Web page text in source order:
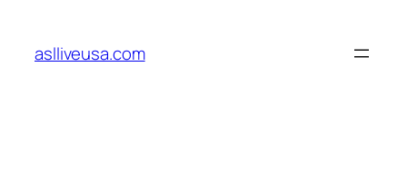
content
aslliveusa.com